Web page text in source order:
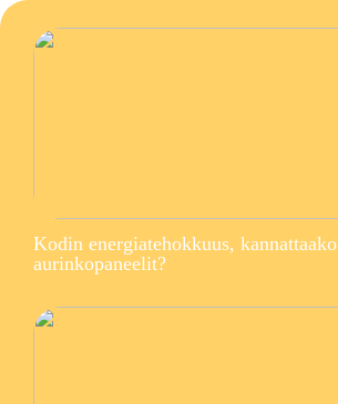
Kodin energiatehokkuus, kannattaako
aurinkopaneelit?